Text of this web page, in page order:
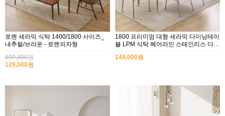
로렌 세라믹 식탁 1400/1800 사이즈_
내추럴/브라운 - 로렌의자형
699,000원
129,000원
1800 프리미엄 대형 세라믹 다이닝테이
블 LPM 식탁 헤어라인 스테인리스 다리
149,000원